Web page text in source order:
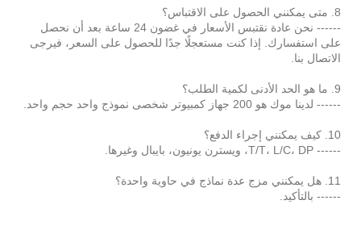
8. متى يمكنني الحصول على الاقتباس؟
------ نحن عادة نقتبس الأسعار في غضون 24 ساعة بعد أن نحصل
على استفسارك. إذا كنت مستعجلًا جدًا للحصول على السعر، فيرجى
الاتصال بنا.
9. ما هو الحد الأدنى لكمية الطلب؟
------ لدينا موك هو 200 جهاز كمبيوتر شخصى نموذج واحد حجم واحد.
10. كيف يمكنني إجراء الدفع؟
------ T/T، L/C، DP، ويسترن يونيون، بايبال وغيرها.
11. هل يمكنني مزج عدة نماذج في حاوية واحدة؟
------ بالتأكيد.